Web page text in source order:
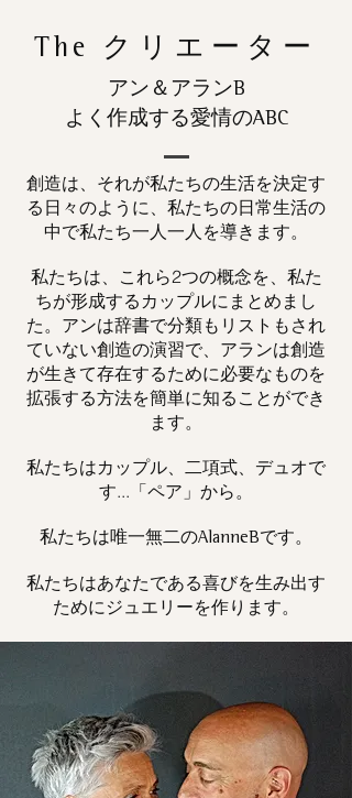
The クリエーター
アン＆アランB
よく作成する愛情のABC
創造は、それが私たちの生活を決定す
る日々のように、私たちの日常生活の
中で私たち一人一人を導きます。
私たちは、これら2つの概念を、私た
ちが形成するカップルにまとめまし
た。アンは辞書で分類もリストもされ
ていない創造の演習で、アランは創造
が生きて存在するために必要なものを
拡張する方法を簡単に知ることができ
ます。
私たちはカップル、二項式、デュオで
す...「ペア」から。
私たちは唯一無二のAlanneBです。
私たちはあなたである喜びを生み出す
ためにジュエリーを作ります。